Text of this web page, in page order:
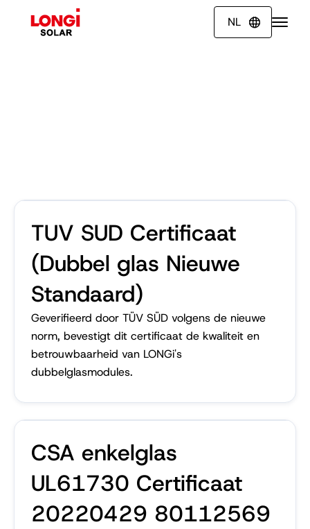
NL 
TUV SUD Certificaat
(Dubbel glas Nieuwe
Standaard)
Geverifieerd door TÜV SÜD volgens de nieuwe
norm, bevestigt dit certificaat de kwaliteit en
betrouwbaarheid van LONGi's
dubbelglasmodules.
CSA enkelglas
UL61730 Certificaat
20220429 80112569